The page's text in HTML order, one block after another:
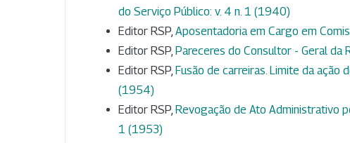
do Serviço Público: v. 4 n. 1 (1940)
Editor RSP, Aposentadoria em Cargo em
Editor RSP, Pareceres do Consultor - Geral da
Editor RSP, Fusão de carreiras. Limite da ação
(1954)
Editor RSP, Revogação de Ato Administrativo
1 (1953)